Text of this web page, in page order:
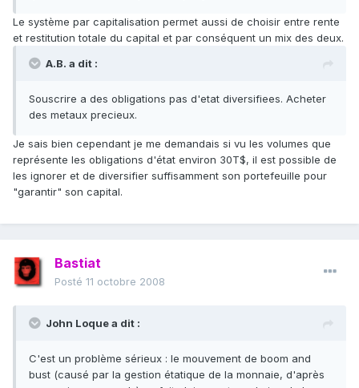
Le système par capitalisation permet aussi de choisir entre rente
et restitution totale du capital et par conséquent un mix des deux.
A.B. a dit :
Souscrire a des obligations pas d'etat diversifiees. Acheter
des metaux precieux.
Je sais bien cependant je me demandais si vu les volumes que
représente les obligations d'état environ 30T$, il est possible de
les ignorer et de diversifier suffisamment son portefeuille pour
"garantir" son capital.
Bastiat
Posté 11 octobre 2008
John Loque a dit :
C'est un problème sérieux : le mouvement de boom and
bust (causé par la gestion étatique de la monnaie, d'après